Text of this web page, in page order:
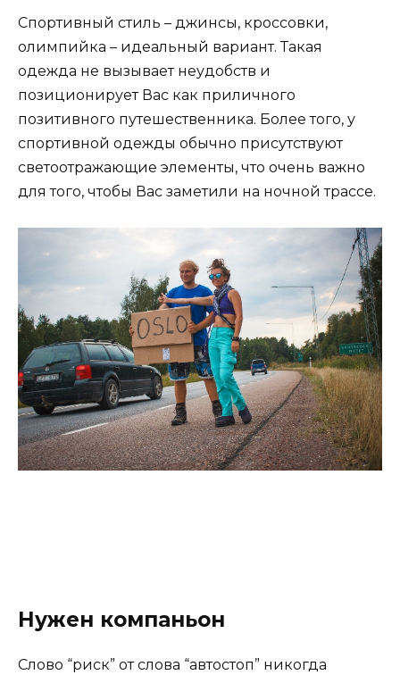
Спортивный стиль – джинсы, кроссовки,
олимпийка – идеальный вариант. Такая
одежда не вызывает неудобств и
позиционирует Вас как приличного
позитивного путешественника. Более того, у
спортивной одежды обычно присутствуют
светоотражающие элементы, что очень важно
для того, чтобы Вас заметили на ночной трассе.
Нужен компаньон
Слово “риск” от слова “автостоп” никогда